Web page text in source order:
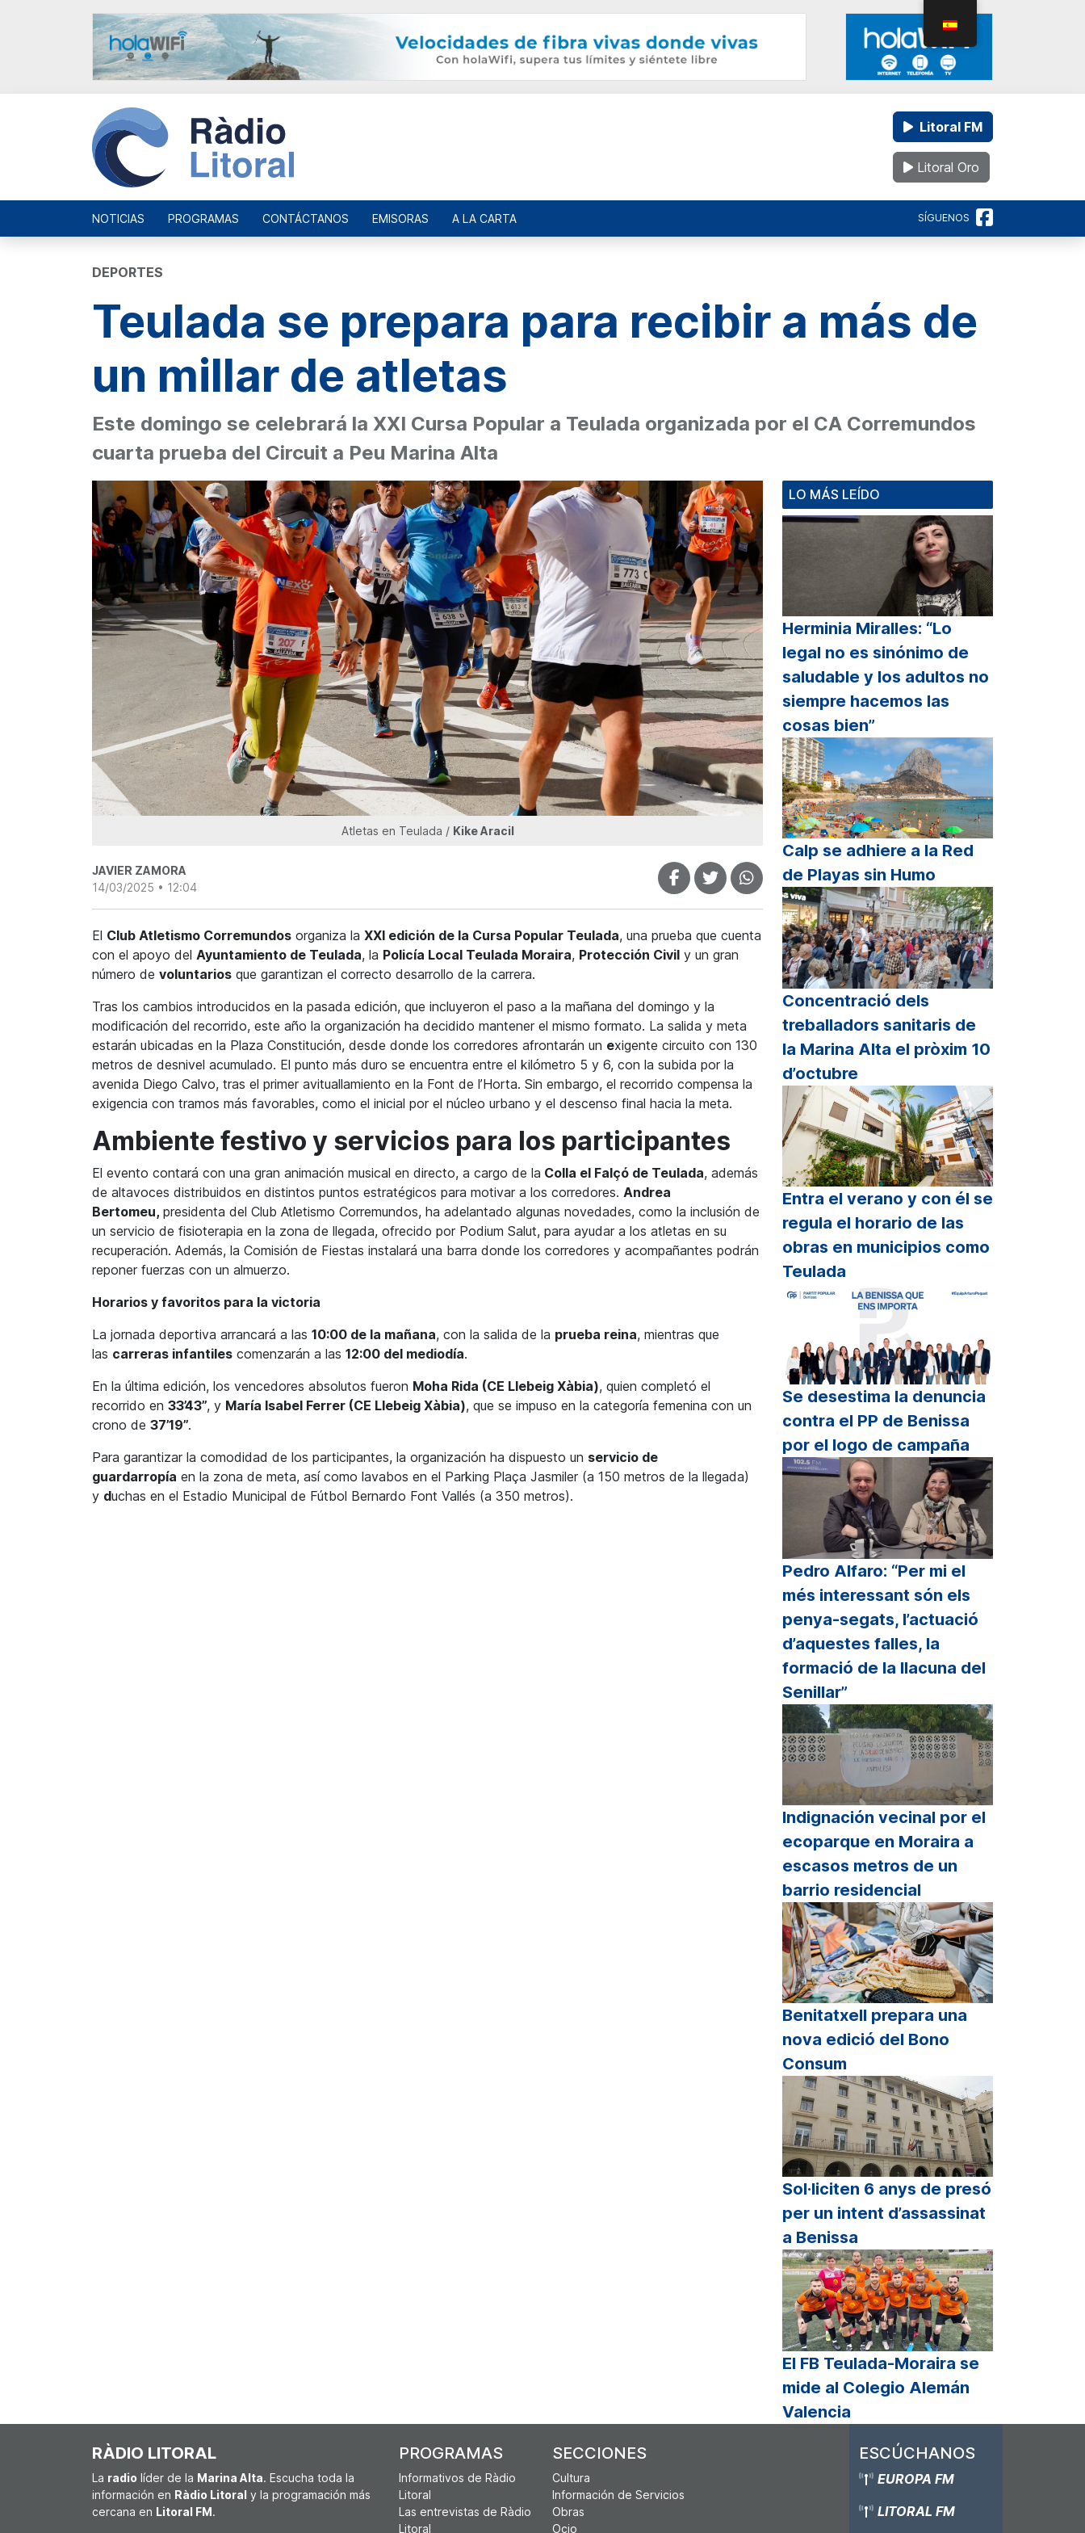
Litoral FM
Litoral Oro
NOTICIAS PROGRAMAS CONTÁCTANOS EMISORAS A LA CARTA SÍGUENOS
DEPORTES
Teulada se prepara para recibir a más de
un millar de atletas
Este domingo se celebrará la XXI Cursa Popular a Teulada organizada por el CA Corremundos
cuarta prueba del Circuit a Peu Marina Alta
Atletas en Teulada / Kike Aracil
JAVIER ZAMORA
14/03/2025 • 12:04
El Club Atletismo Corremundos organiza la XXI edición de la Cursa Popular Teulada, una prueba que cuenta
con el apoyo del Ayuntamiento de Teulada, la Policía Local Teulada Moraira, Protección Civil y un gran
número de voluntarios que garantizan el correcto desarrollo de la carrera.
Tras los cambios introducidos en la pasada edición, que incluyeron el paso a la mañana del domingo y la
modificación del recorrido, este año la organización ha decidido mantener el mismo formato. La salida y meta
estarán ubicadas en la Plaza Constitución, desde donde los corredores afrontarán un exigente circuito con 130
metros de desnivel acumulado. El punto más duro se encuentra entre el kilómetro 5 y 6, con la subida por la
avenida Diego Calvo, tras el primer avituallamiento en la Font de l’Horta. Sin embargo, el recorrido compensa la
exigencia con tramos más favorables, como el inicial por el núcleo urbano y el descenso final hacia la meta.
Ambiente festivo y servicios para los participantes
El evento contará con una gran animación musical en directo, a cargo de la Colla el Falçó de Teulada, además
de altavoces distribuidos en distintos puntos estratégicos para motivar a los corredores. Andrea
Bertomeu, presidenta del Club Atletismo Corremundos, ha adelantado algunas novedades, como la inclusión de
un servicio de fisioterapia en la zona de llegada, ofrecido por Podium Salut, para ayudar a los atletas en su
recuperación. Además, la Comisión de Fiestas instalará una barra donde los corredores y acompañantes podrán
reponer fuerzas con un almuerzo.
Horarios y favoritos para la victoria
La jornada deportiva arrancará a las 10:00 de la mañana, con la salida de la prueba reina, mientras que
las carreras infantiles comenzarán a las 12:00 del mediodía.
En la última edición, los vencedores absolutos fueron Moha Rida (CE Llebeig Xàbia), quien completó el
recorrido en 33’43’’, y María Isabel Ferrer (CE Llebeig Xàbia), que se impuso en la categoría femenina con un
crono de 37’19’’.
Para garantizar la comodidad de los participantes, la organización ha dispuesto un servicio de
guardarropía en la zona de meta, así como lavabos en el Parking Plaça Jasmiler (a 150 metros de la llegada)
y duchas en el Estadio Municipal de Fútbol Bernardo Font Vallés (a 350 metros).
LO MÁS LEÍDO
Herminia Miralles: “Lo
legal no es sinónimo de
saludable y los adultos no
siempre hacemos las
cosas bien”
Calp se adhiere a la Red
de Playas sin Humo
Concentració dels
treballadors sanitaris de
la Marina Alta el pròxim 10
d’octubre
Entra el verano y con él se
regula el horario de las
obras en municipios como
Teulada
Se desestima la denuncia
contra el PP de Benissa
por el logo de campaña
Pedro Alfaro: “Per mi el
més interessant són els
penya-segats, l’actuació
d’aquestes falles, la
formació de la llacuna del
Senillar”
Indignación vecinal por el
ecoparque en Moraira a
escasos metros de un
barrio residencial
Benitatxell prepara una
nova edició del Bono
Consum
Sol·liciten 6 anys de presó
per un intent d’assassinat
a Benissa
El FB Teulada-Moraira se
mide al Colegio Alemán
Valencia
RÀDIO LITORAL
La radio líder de la Marina Alta. Escucha toda la
información en Ràdio Litoral y la programación más
cercana en Litoral FM.
PROGRAMAS
Informativos de Ràdio
Litoral
Las entrevistas de Ràdio
Litoral
SECCIONES
Cultura
Información de Servicios
Obras
Ocio
ESCÚCHANOS
EUROPA FM
LITORAL FM